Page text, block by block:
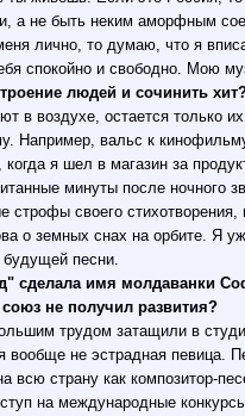
а не быть неким аморфным
лично, то думаю, что я
спокойно и свободно. Мою
людей и сочинить
в воздухе, остается только
Например, вальс к
когда я шел в магазин за
минуты после ночного
строфы своего стихотворения,
о земных снах на орбите. Я
песни.
сделала имя молдаванки
не получил развития?
трудом затащили в
вообще не эстрадная певица.
всю страну как композитор-
на международные